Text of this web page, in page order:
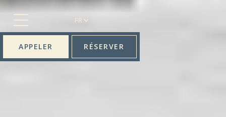
FR
APPELER RÉSERVER